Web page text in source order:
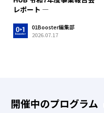
レポート ―
01Booster編集部
2026.07.17
開催中のプログラム